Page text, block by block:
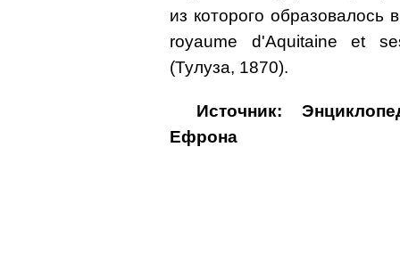
из которого образовалось
royaume d'Aquitaine et
(Тулуза, 1870).
Источник:
Ефрона